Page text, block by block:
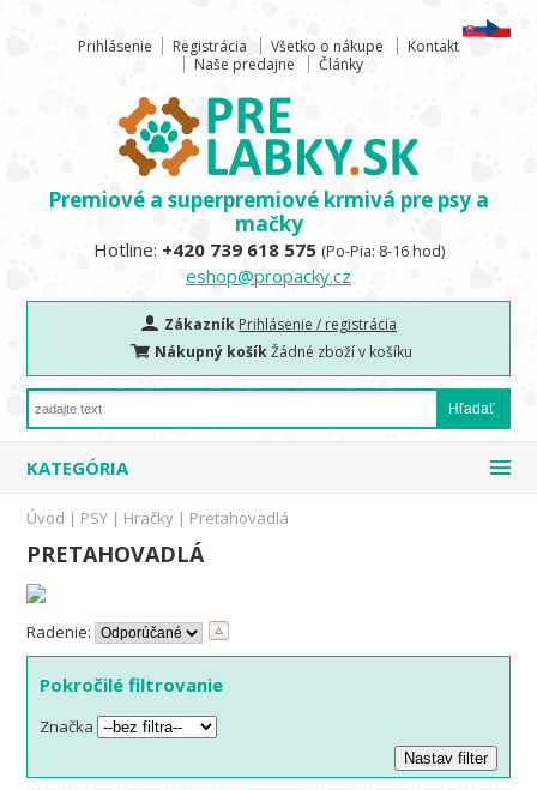
Prihlásenie Registrácia Všetko o nákupe
Kontakt
Naše predajne
Články
Premiové a superpremiové krmivá pre psy a
mačky
Hotline: +420 739 618 575 (Po-Pia: 8-16 hod)
eshop@propacky.cz
Zákazník Prihlásenie / registrácia
Nákupný košíkŽádné zboží v košíku
KATEGÓRIA
Úvod | PSY | Hračky | Pretahovadlá
PRETAHOVADLÁ
Radenie:
Pokročilé filtrovanie
Značka